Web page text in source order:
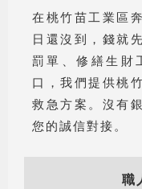
在桃竹苗工業區
日還沒到，錢就
罰單、修繕生財
口，我們提供桃
救急方案。沒有
您的誠信對接。
職